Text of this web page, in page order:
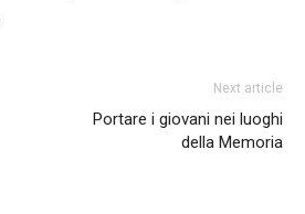
Next article
Portare i giovani nei luoghi
della Memoria